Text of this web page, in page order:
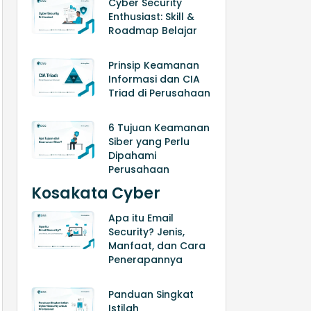
Cyber Security
Enthusiast: Skill &
Roadmap Belajar
Prinsip Keamanan
Informasi dan CIA
Triad di Perusahaan
6 Tujuan Keamanan
Siber yang Perlu
Dipahami
Perusahaan
Kosakata Cyber
Apa itu Email
Security? Jenis,
Manfaat, dan Cara
Penerapannya
Panduan Singkat